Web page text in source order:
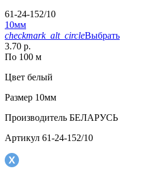
61-24-152/10
10мм
checkmark_alt_circleВыбрать
3.70 р.
По 100 м
Цвет белый
Размер 10мм
Производитель БЕЛАРУСЬ
Артикул 61-24-152/10